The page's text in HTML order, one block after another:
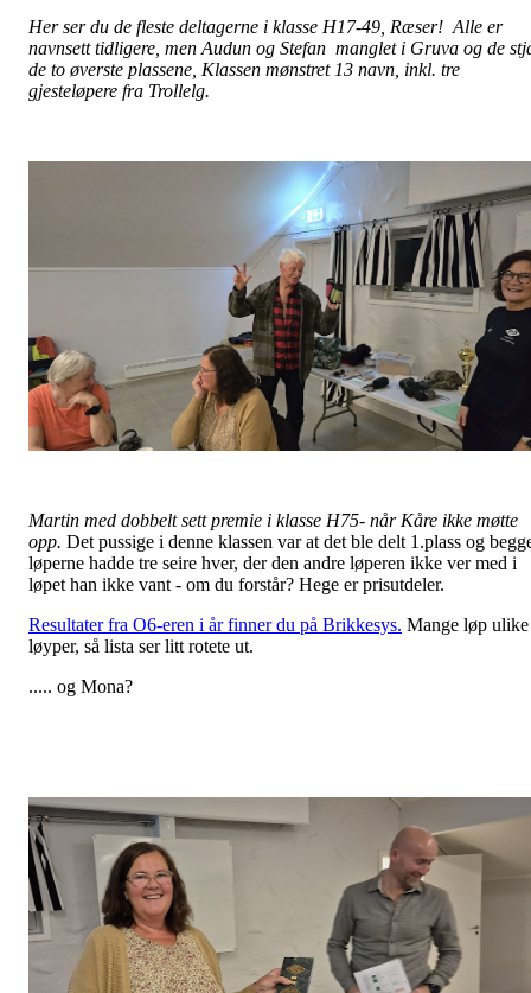
Her ser du de fleste deltagerne i klasse H17-49, Ræser! Alle er
navnsett tidligere, men Audun og Stefan manglet i Gruva og de
de to øverste plassene, Klassen mønstret 13 navn, inkl. tre
gjesteløpere fra Trollelg.
Martin med dobbelt sett premie i klasse H75- når Kåre ikke møtte
opp. Det pussige i denne klassen var at det ble delt 1.plass og
løperne hadde tre seire hver, der den andre løperen ikke ver med i
løpet han ikke vant - om du forstår? Hege er prisutdeler.
Resultater fra O6-eren i år finner du på Brikkesys. Mange løp ulike
løyper, så lista ser litt rotete ut.
..... og Mona?